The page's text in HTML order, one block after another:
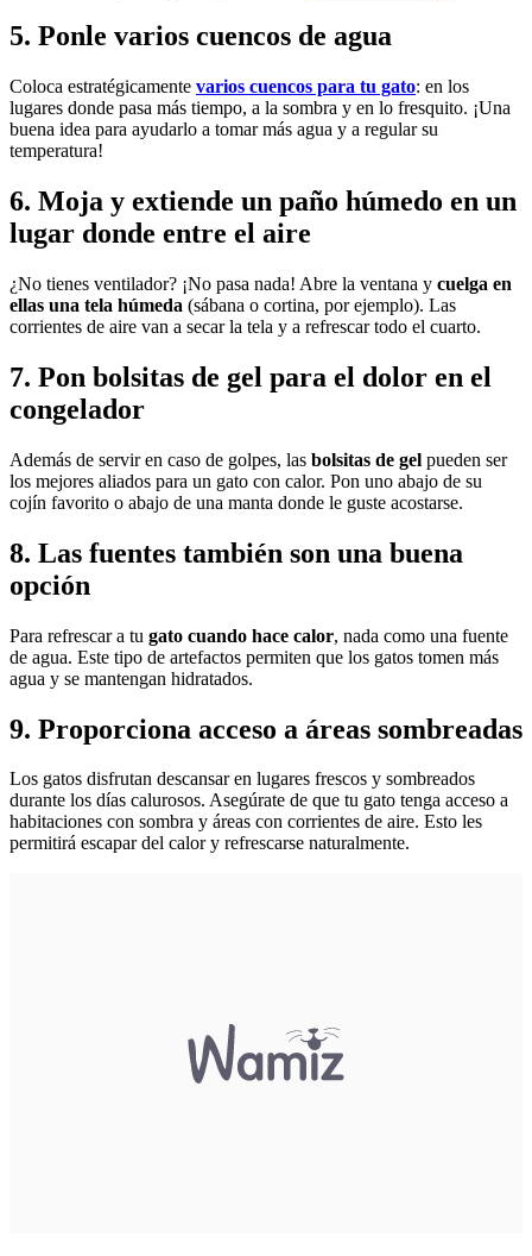
5. Ponle varios cuencos de agua
Coloca estratégicamente varios cuencos para tu gato: en los
lugares donde pasa más tiempo, a la sombra y en lo fresquito. ¡Una
buena idea para ayudarlo a tomar más agua y a regular su
temperatura!
6. Moja y extiende un paño húmedo en un
lugar donde entre el aire
¿No tienes ventilador? ¡No pasa nada! Abre la ventana y cuelga en
ellas una tela húmeda (sábana o cortina, por ejemplo). Las
corrientes de aire van a secar la tela y a refrescar todo el cuarto.
7. Pon bolsitas de gel para el dolor en el
congelador
Además de servir en caso de golpes, las bolsitas de gel pueden ser
los mejores aliados para un gato con calor. Pon uno abajo de su
cojín favorito o abajo de una manta donde le guste acostarse.
8. Las fuentes también son una buena
opción
Para refrescar a tu gato cuando hace calor, nada como una fuente
de agua. Este tipo de artefactos permiten que los gatos tomen más
agua y se mantengan hidratados.
9. Proporciona acceso a áreas sombreadas
Los gatos disfrutan descansar en lugares frescos y sombreados
durante los días calurosos. Asegúrate de que tu gato tenga acceso a
habitaciones con sombra y áreas con corrientes de aire. Esto les
permitirá escapar del calor y refrescarse naturalmente.